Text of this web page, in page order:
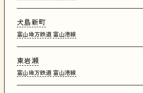
犬島新町
富山地方鉄道 富山港線
東岩瀬
富山地方鉄道 富山港線